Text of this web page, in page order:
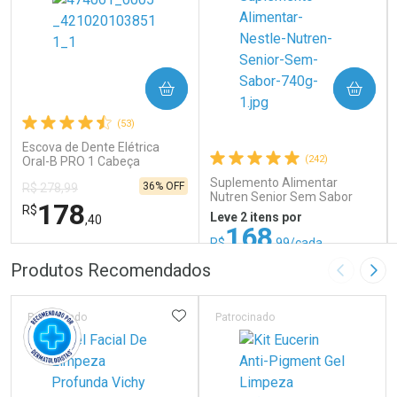
(53)
Escova de Dente Elétrica
Oral-B PRO 1 Cabeça
Redonda Recarregável 1
Unidade
R$ 278,99
R$178,40
36% OFF
COMPRAR
FECHAR
FECHAR
Por Menos
(242)
Suplemento Alimentar
Nutren Senior Sem Sabor
740g
Leve 2 itens por
R$168,99/cada
COMPRAR
Por Menos
Produtos Recomendados Imagem
Patrocinado ADICIONAR AOS FAVORITOS
Patrocinado